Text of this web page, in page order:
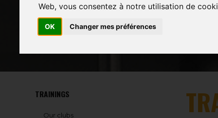
Web, vous consentez à notre utilisation de
OK Changer mes préférences
TRAININGS
Our clubs